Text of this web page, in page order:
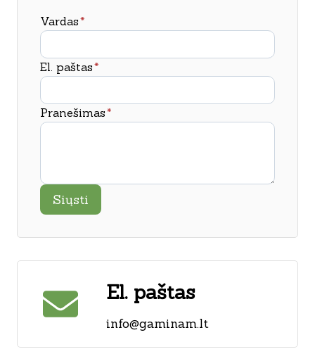
Vardas*
El. paštas*
Pranešimas*
Siųsti
El. paštas
info@gaminam.lt